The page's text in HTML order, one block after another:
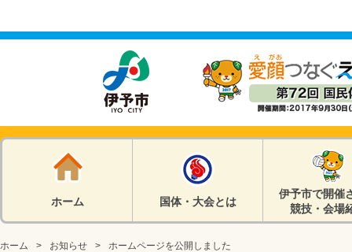
ホーム 国体・大会とは
伊予市で開催
競技・会場
ホーム お知らせ ホームページを公開しました